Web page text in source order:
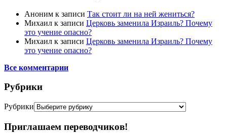
Аноним к записи Так стоит ли на ней жениться?
Михаил к записи Церковь заменила Израиль? Почему
это учение опасно?
Михаил к записи Церковь заменила Израиль? Почему
это учение опасно?
Все комментарии
Рубрики
Рубрики
Приглашаем переводчиков!